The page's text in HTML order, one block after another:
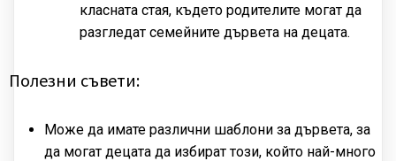
класната стая, където родителите могат да
разгледат семейните дървета на децата.
Полезни съвети:
Може да имате различни шаблони за дървета, за
да могат децата да избират този, който най-много